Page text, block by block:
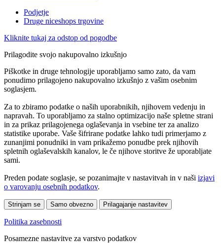
Podjetje
Druge niceshops trgovine
Kliknite tukaj za odstop od pogodbe
Prilagodite svojo nakupovalno izkušnjo
Piškotke in druge tehnologije uporabljamo samo zato, da vam
ponudimo prilagojeno nakupovalno izkušnjo z vašim osebnim
soglasjem.
Za to zbiramo podatke o naših uporabnikih, njihovem vedenju in
napravah. To uporabljamo za stalno optimizacijo naše spletne strani
in za prikaz prilagojenega oglaševanja in vsebine ter za analizo
statistike uporabe. Vaše šifrirane podatke lahko tudi primerjamo z
zunanjimi ponudniki in vam prikažemo ponudbe prek njihovih
spletnih oglaševalskih kanalov, le če njihove storitve že uporabljate
sami.
Preden podate soglasje, se pozanimajte v nastavitvah in v naši izjavi
o varovanju osebnih podatkov.
Strinjam se Samo obvezno Prilagajanje nastavitev
Politika zasebnosti
Posamezne nastavitve za varstvo podatkov